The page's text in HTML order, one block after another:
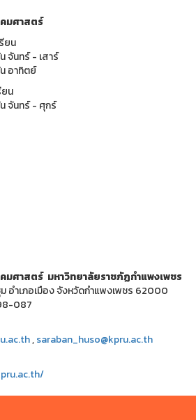
มศาสตร์
ยน
จันทร์ - เสาร์
อาทิตย์
ยน
จันทร์ - ศุกร์
ศาสตร์ มหาวิทยาลัยราชภัฏกำแพงเพชร
อำเภอเมือง จังหวัดกำแพงเพชร 62000
087
,saraban_huso@kpru.ac.th